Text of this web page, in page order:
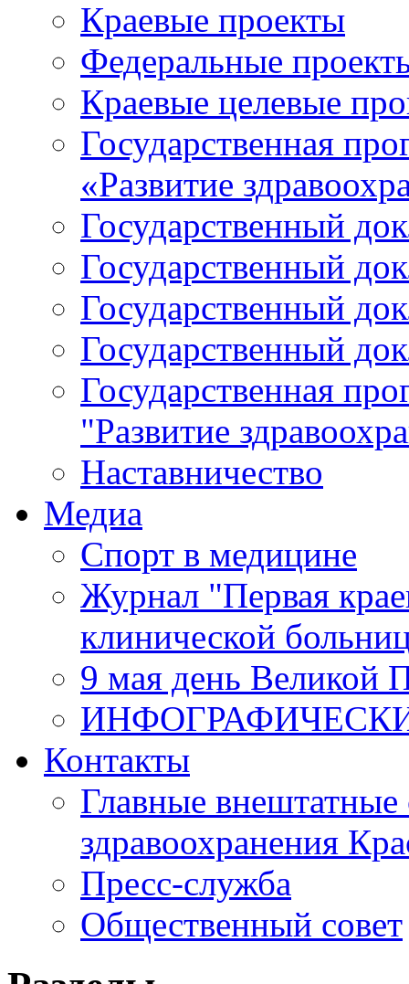
Краевые проекты
Федеральные
Краевые целевые
Государственная
«Развитие
Государственный
Государственный
Государственный
Государственный
Государственная
"Развитие
Наставничество
Медиа
Спорт в медицине
Журнал "Первая
клинической
9 мая день Великой
Контакты
Главные внештатные
здравоохранения
Пресс-служба
Общественный совет